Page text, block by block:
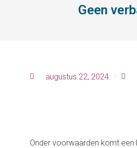
Geen
augustus 22, 2024
Onder voorwaarden komt